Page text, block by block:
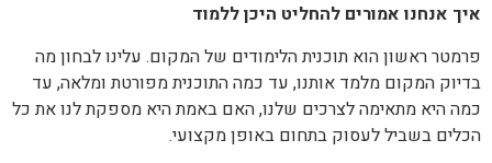
איך אנחנו אמורים להחליט היכן ללמוד
פרמטר ראשון הוא תוכנית הלימודים של המקום. עלינו לבחון מה
בדיוק המקום מלמד אותנו, עד כמה התוכנית מפורטת ומלאה, עד
כמה היא מתאימה לצרכים שלנו, האם באמת היא מספקת לנו את כל
הכלים בשביל לעסוק בתחום באופן מקצועי.